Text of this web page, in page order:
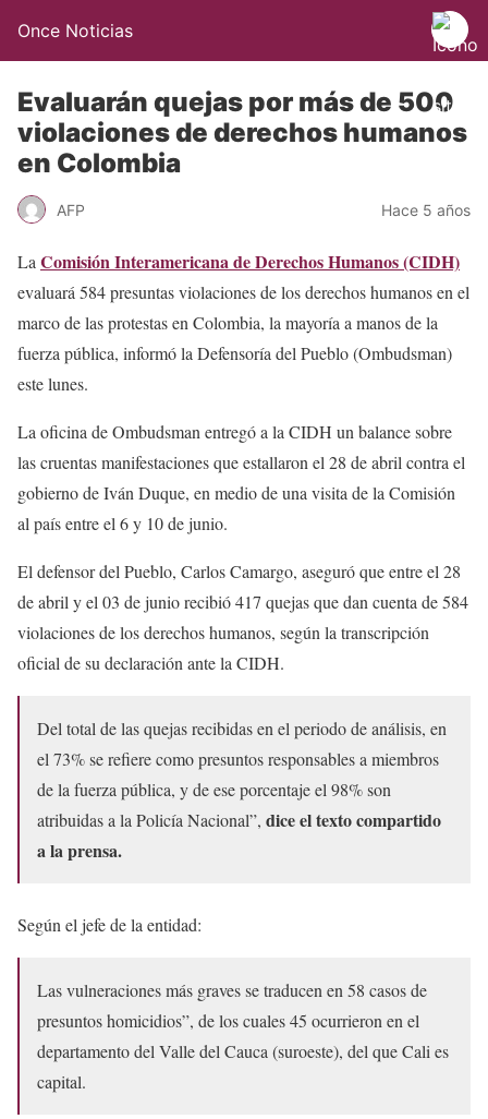
Once Noticias
Evaluarán quejas por más de 500
violaciones de derechos humanos
en Colombia
AFP Hace 5 años
La Comisión Interamericana de Derechos Humanos (CIDH)
evaluará 584 presuntas violaciones de los derechos humanos en el
marco de las protestas en Colombia, la mayoría a manos de la
fuerza pública, informó la Defensoría del Pueblo (Ombudsman)
este lunes.
La oficina de Ombudsman entregó a la CIDH un balance sobre
las cruentas manifestaciones que estallaron el 28 de abril contra el
gobierno de Iván Duque, en medio de una visita de la Comisión
al país entre el 6 y 10 de junio.
El defensor del Pueblo, Carlos Camargo, aseguró que entre el 28
de abril y el 03 de junio recibió 417 quejas que dan cuenta de 584
violaciones de los derechos humanos, según la transcripción
oficial de su declaración ante la CIDH.
Del total de las quejas recibidas en el periodo de análisis, en
el 73% se refiere como presuntos responsables a miembros
de la fuerza pública, y de ese porcentaje el 98% son
atribuidas a la Policía Nacional”, dice el texto compartido
a la prensa.
Según el jefe de la entidad:
Las vulneraciones más graves se traducen en 58 casos de
presuntos homicidios”, de los cuales 45 ocurrieron en el
departamento del Valle del Cauca (suroeste), del que Cali es
capital.